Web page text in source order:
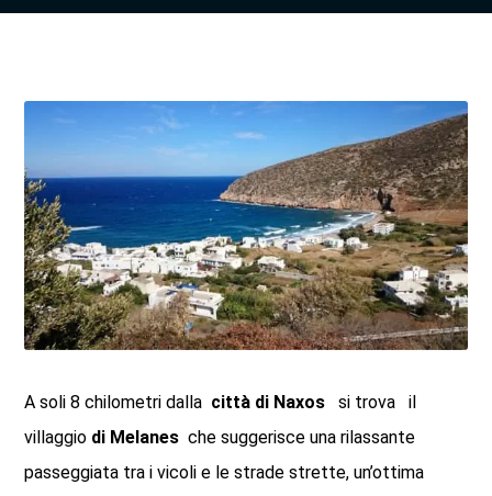
A soli 8 chilometri dalla città di Naxos
si trova il
villaggio di Melanes che suggerisce una rilassante
passeggiata tra i vicoli e le strade strette, un’ottima